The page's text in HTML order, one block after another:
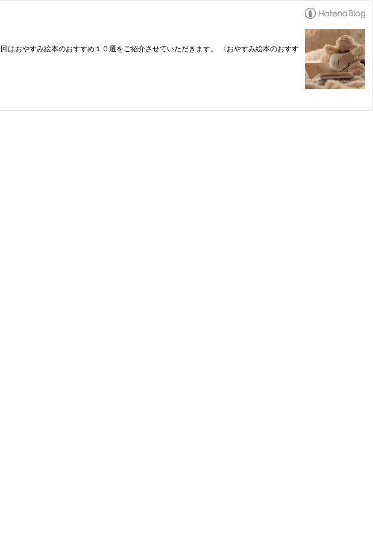
おやすみ絵本のおすすめ１０選をご紹介させていただきます。 〈おやすみ絵本のおすす